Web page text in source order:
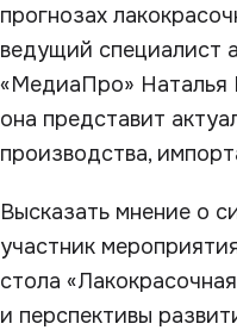
прогнозах
ведущий специалист
«МедиаПро» Наталья
она представит
производства,
Высказать мнение о
участник
стола
и перспективы